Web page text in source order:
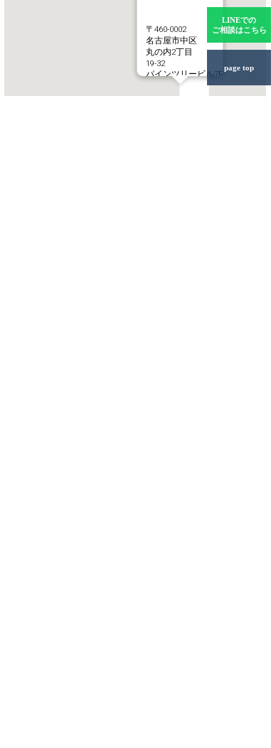
〒460-0002
名古屋市中区
丸の内2丁目
19-32
パインツリービル7F
LINEでの
ご相談はこちら
page top